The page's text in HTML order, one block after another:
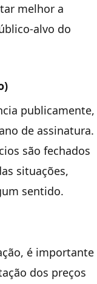
melhor a
alvo do
publicamente,
de assinatura.
são fechados
situações,
sentido.
é importante
dos preços